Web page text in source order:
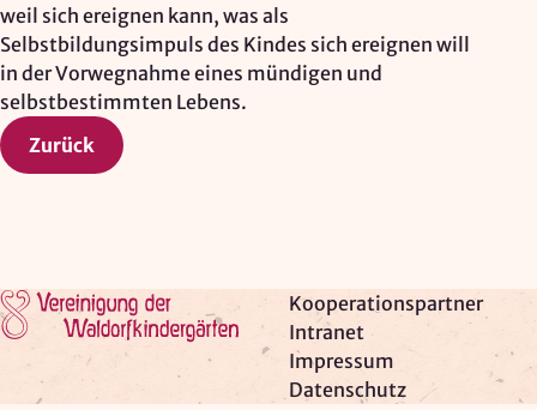
weil sich ereignen kann, was als
Selbstbildungsimpuls des Kindes sich ereignen will
in der Vorwegnahme eines mündigen und
selbstbestimmten Lebens.
Zurück
Zur Startseite
Kooperationspartner
Intranet
Impressum
Datenschutz